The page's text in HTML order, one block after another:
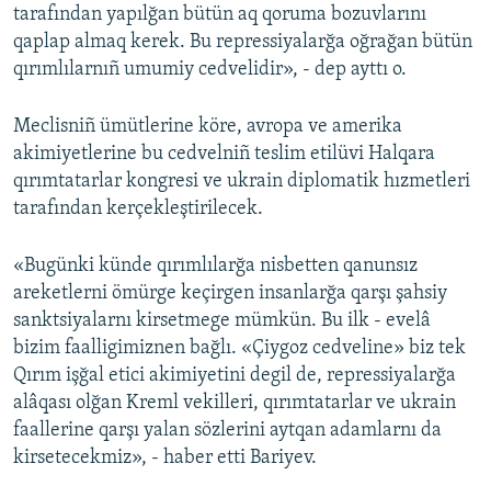
RFE/RS bütün saytları
tarafından yapılğan bütün aq qoruma bozuvlarını
qaplap almaq kerek. Bu repressiyalarğa oğrağan bütün
qırımlılarnıñ umumiy cedvelidir», - dep ayttı o.
Meclisniñ ümütlerine köre, avropa ve amerika
akimiyetlerine bu cedvelniñ teslim etilüvi Halqara
qırımtatarlar kongresi ve ukrain diplomatik hızmetleri
tarafından kerçekleştirilecek.
«Bugünki künde qırımlılarğa nisbetten qanunsız
areketlerni ömürge keçirgen insanlarğa qarşı şahsiy
sanktsiyalarnı kirsetmege mümkün. Bu ilk - evelâ
bizim faalligimiznen bağlı. «Çiygoz cedveline» biz tek
Qırım işğal etici akimiyetini degil de, repressiyalarğa
alâqası olğan Kreml vekilleri, qırımtatarlar ve ukrain
faallerine qarşı yalan sözlerini aytqan adamlarnı da
kirsetecekmiz», - haber etti Bariyev.